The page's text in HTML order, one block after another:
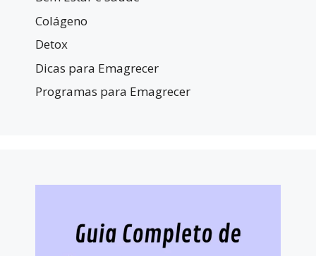
Colágeno
Detox
Dicas para Emagrecer
Programas para Emagrecer